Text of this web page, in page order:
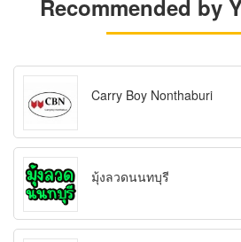
Recommended by
Carry Boy Nonthaburi
มุ้งลวดนนทบุรี